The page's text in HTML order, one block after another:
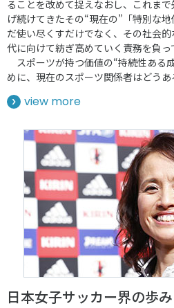
ることを改めて捉えなおし、これま
げ続けてきたその“現在の”「特別な
だ使い尽くすだけでなく、その社会
代に向けて紡ぎ高めていく責務を負っ
スポーツが持つ価値の“持続性ある
めに、現在のスポーツ関係者はどうあ
view more
日本女子サッカー界の歩